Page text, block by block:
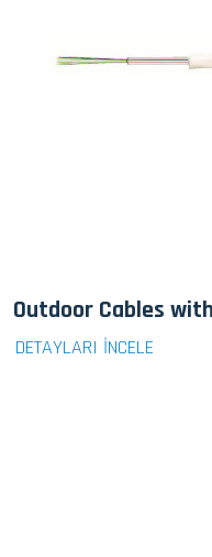
Outdoor Cables
DETAYLARI İNCELE